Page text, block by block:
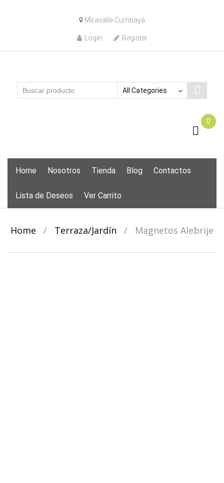
to
Miravalle-Cumbayá
Login Register
0
Home Nosotros Tienda Blog Contactos
Lista de Deseos Ver Carrito
Home / Terraza/Jardín / Magnetos Alebrije